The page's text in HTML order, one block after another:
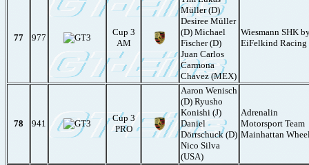
77 977
Cup 3
AM
Müller (D)
Desiree Müller
(D) Michael
Fischer (D)
Juan Carlos
Carmona
Chavez (MEX)
Wiesmann SHK
EiFelkind Racing
78 941
Cup 3
PRO
Aaron Wenisch
(D) Ryusho
Konishi (J)
Daniel
Dörrschuck (D)
Nico Silva
(USA)
Adrenalin
Motorsport Team
Mainhattan